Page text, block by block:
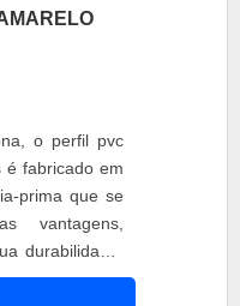
o perfil pvc
é fabricado em
prima que se
vantagens,
durabilidade.
diversos